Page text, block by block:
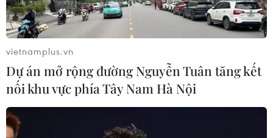
vietnamplus.vn
Dự án mở rộng đường Nguyễn Tuân tăng kết
nối khu vực phía Tây Nam Hà Nội